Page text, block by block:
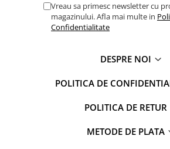
Vreau sa primesc newsletter cu
magazinului. Afla mai multe in
Confidentialitate
DESPRE NOI
POLITICA DE
POLITICA DE RETUR
METODE DE PLATA